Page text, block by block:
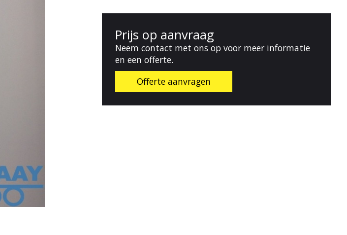
Prijs op aanvraag
Neem contact met ons op voor meer informatie
en een offerte.
Offerte aanvragen